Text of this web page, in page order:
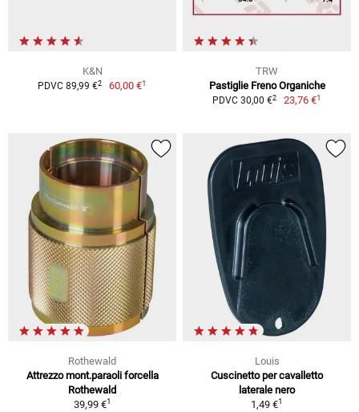
K&N
PDVC 89,99 €2 60,00 €1
TRW
Pastiglie Freno Organiche
PDVC 30,00 €2 23,76 €1
Rothewald
Attrezzo mont.paraoli forcella
Rothewald
39,99 €1
Louis
Cuscinetto per cavalletto
laterale nero
1,49 €1